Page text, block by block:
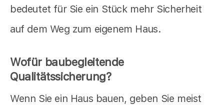
bedeutet für Sie ein Stück mehr Sicherheit
auf dem Weg zum eigenem Haus.
Wofür baubegleitende
Qualitätssicherung?
Wenn Sie ein Haus bauen, geben Sie meist